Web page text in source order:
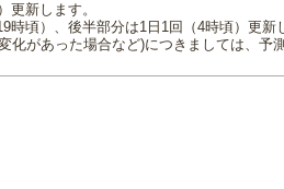
更新します。
頃）、後半部分は1日1回（4時頃）更新
があった場合など)につきましては、予